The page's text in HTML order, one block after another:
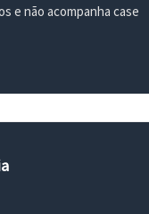
e não acompanha case